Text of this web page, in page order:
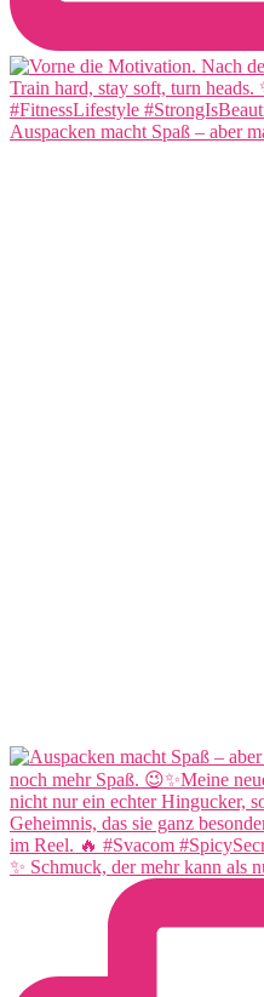
Auspacken macht Spaß – aber
✨ Schmuck, der mehr kann als